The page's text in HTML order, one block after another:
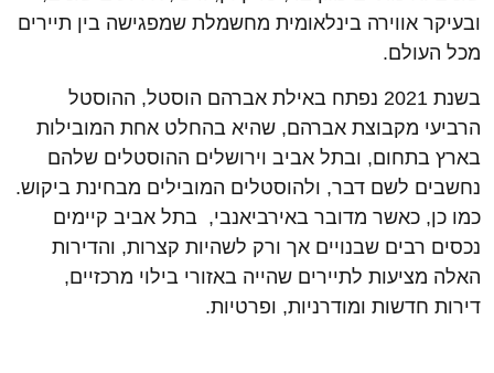
ובעיקר אווירה בינלאומית מחשמלת שמפגישה בין תיירים
מכל העולם.
בשנת 2021 נפתח באילת אברהם הוסטל, ההוסטל
הרביעי מקבוצת אברהם, שהיא בהחלט אחת המובילות
בארץ בתחום, ובתל אביב וירושלים ההוסטלים שלהם
נחשבים לשם דבר, ולהוסטלים המובילים מבחינת ביקוש.
כמו כן, כאשר מדובר באירביאנבי, בתל אביב קיימים
נכסים רבים שבנויים אך ורק לשהיות קצרות, והדירות
האלה מציעות לתיירים שהייה באזורי בילוי מרכזיים,
דירות חדשות ומודרניות, ופרטיות.